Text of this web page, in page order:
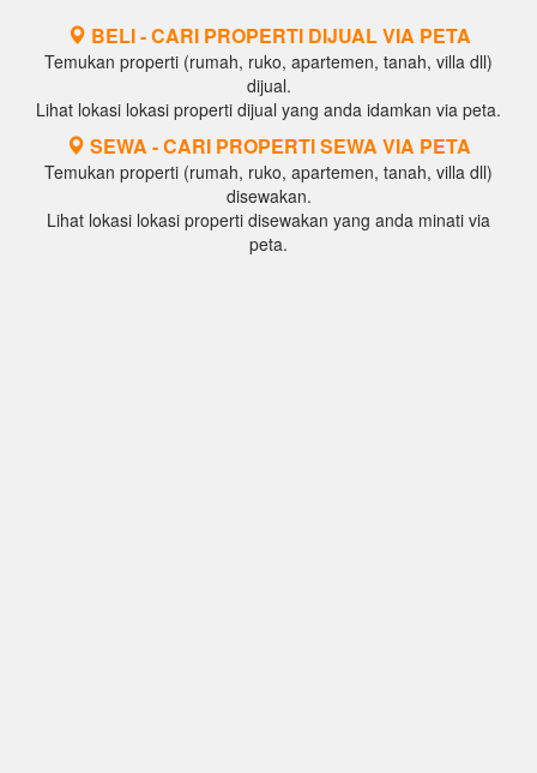
BELI - CARI PROPERTI DIJUAL VIA PETA
Temukan properti (rumah, ruko, apartemen, tanah, villa dll)
dijual.
Lihat lokasi lokasi properti dijual yang anda idamkan via peta.
SEWA - CARI PROPERTI SEWA VIA PETA
Temukan properti (rumah, ruko, apartemen, tanah, villa dll)
disewakan.
Lihat lokasi lokasi properti disewakan yang anda minati via
peta.